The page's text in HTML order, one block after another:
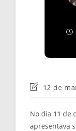
Última
post:
12 de
No dia 11 de
apresentava